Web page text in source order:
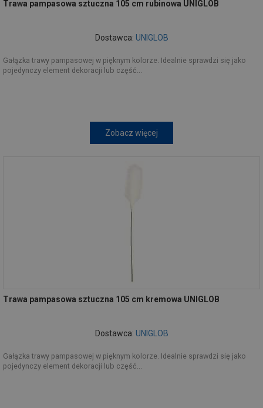
Trawa pampasowa sztuczna 105 cm rubinowa UNIGLOB
Dostawca: UNIGLOB
Gałązka trawy pampasowej w pięknym kolorze. Idealnie sprawdzi się jako
pojedynczy element dekoracji lub część...
Zobacz więcej
Trawa pampasowa sztuczna 105 cm kremowa UNIGLOB
Dostawca: UNIGLOB
Gałązka trawy pampasowej w pięknym kolorze. Idealnie sprawdzi się jako
pojedynczy element dekoracji lub część...